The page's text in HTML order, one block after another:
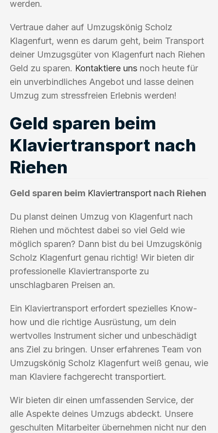
werden.
Vertraue daher auf Umzugskönig Scholz
Klagenfurt, wenn es darum geht, beim Transport
deiner Umzugsgüter von Klagenfurt nach Riehen
Geld zu sparen. Kontaktiere uns noch heute für
ein unverbindliches Angebot und lasse deinen
Umzug zum stressfreien Erlebnis werden!
Geld sparen beim
Klaviertransport nach
Riehen
Geld sparen beim Klaviertransport nach Riehen
Du planst deinen Umzug von Klagenfurt nach
Riehen und möchtest dabei so viel Geld wie
möglich sparen? Dann bist du bei Umzugskönig
Scholz Klagenfurt genau richtig! Wir bieten dir
professionelle Klaviertransporte zu
unschlagbaren Preisen an.
Ein Klaviertransport erfordert spezielles Know-
how und die richtige Ausrüstung, um dein
wertvolles Instrument sicher und unbeschädigt
ans Ziel zu bringen. Unser erfahrenes Team von
Umzugskönig Scholz Klagenfurt weiß genau, wie
man Klaviere fachgerecht transportiert.
Wir bieten dir einen umfassenden Service, der
alle Aspekte deines Umzugs abdeckt. Unsere
geschulten Mitarbeiter übernehmen nicht nur den